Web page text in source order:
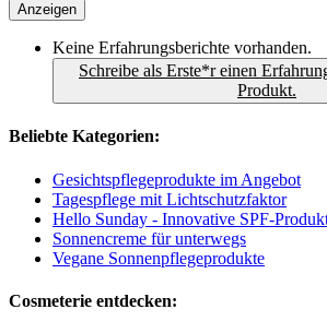
Anzeigen
Keine Erfahrungsberichte vorhanden.
Schreibe als Erste*r einen
Produkt.
Beliebte Kategorien:
Gesichtspflegeprodukte im Angebot
Tagespflege mit Lichtschutzfaktor
Hello Sunday - Innovative SPF-
Sonnencreme für unterwegs
Vegane Sonnenpflegeprodukte
Cosmeterie entdecken: